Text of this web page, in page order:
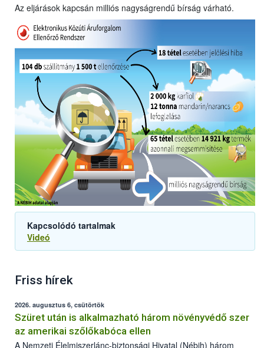
Az eljárások kapcsán milliós nagyságrendű bírság várható.
Kapcsolódó tartalmak
Videó
Friss hírek
2026. augusztus 6, csütörtök
Szüret után is alkalmazható három növényvédő szer
az amerikai szőlőkabóca ellen
A Nemzeti Élelmiszerlánc-biztonsági Hivatal (Nébih) három